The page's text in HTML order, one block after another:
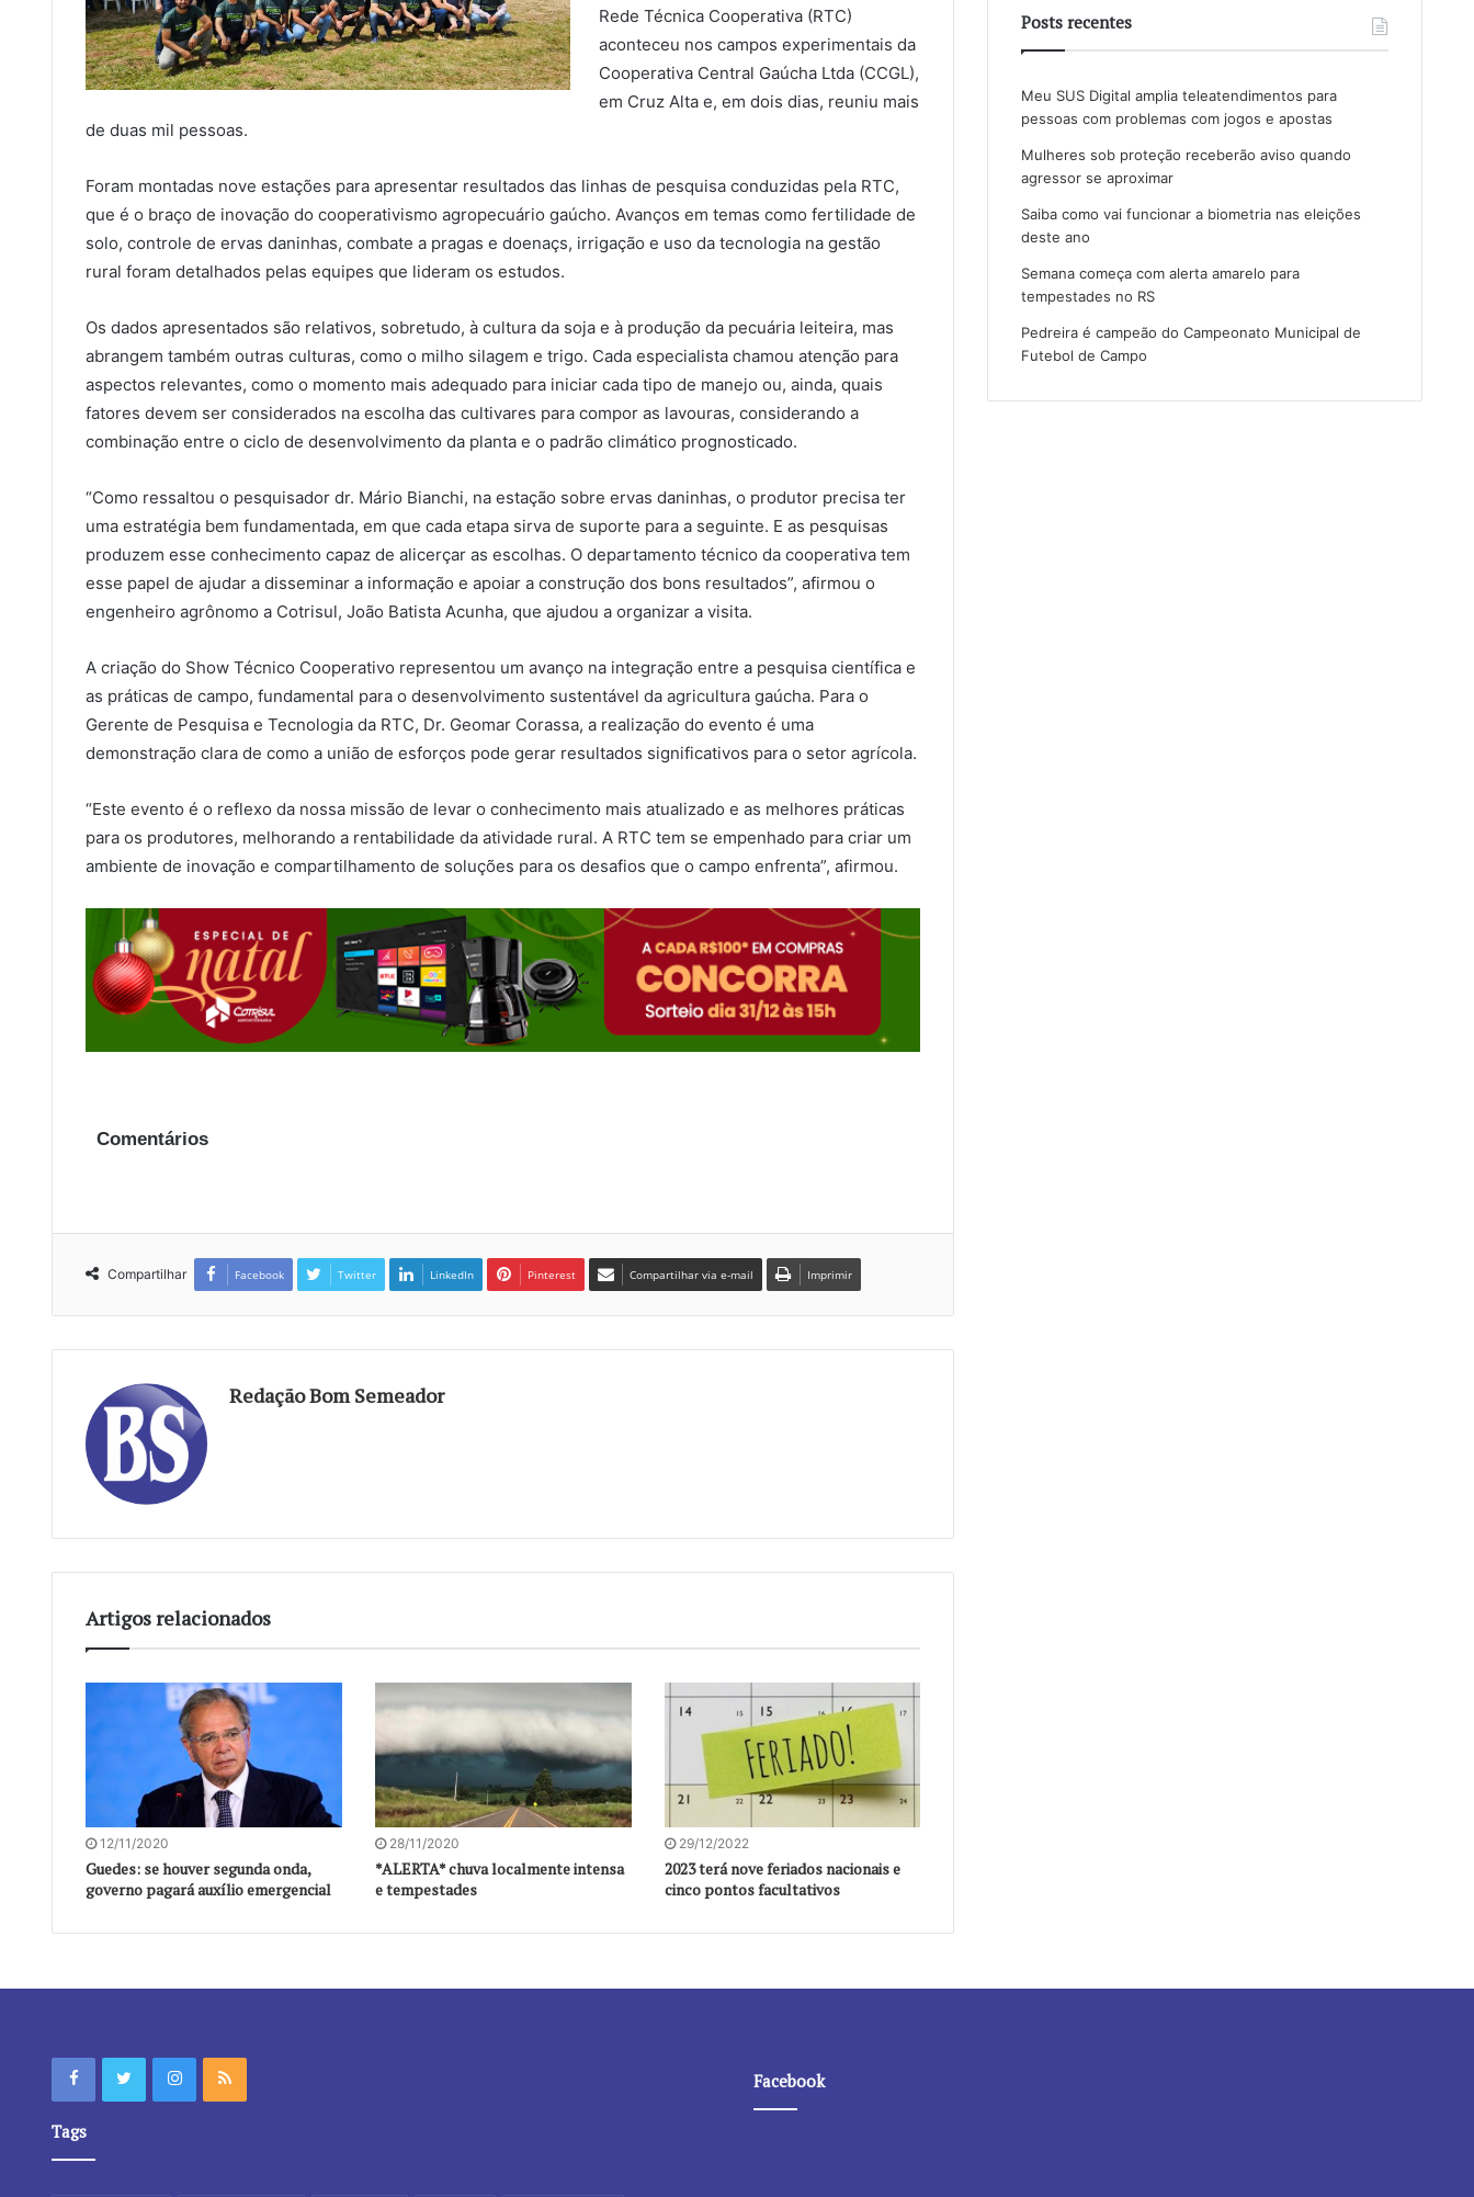
Rede Técnica Cooperativa (RTC)
aconteceu nos campos experimentais da
Cooperativa Central Gaúcha Ltda (CCGL),
em Cruz Alta e, em dois dias, reuniu mais
de duas mil pessoas.
Foram montadas nove estações para apresentar resultados das linhas de pesquisa conduzidas pela RTC,
que é o braço de inovação do cooperativismo agropecuário gaúcho. Avanços em temas como fertilidade de
solo, controle de ervas daninhas, combate a pragas e doenaçs, irrigação e uso da tecnologia na gestão
rural foram detalhados pelas equipes que lideram os estudos.
Os dados apresentados são relativos, sobretudo, à cultura da soja e à produção da pecuária leiteira, mas
abrangem também outras culturas, como o milho silagem e trigo. Cada especialista chamou atenção para
aspectos relevantes, como o momento mais adequado para iniciar cada tipo de manejo ou, ainda, quais
fatores devem ser considerados na escolha das cultivares para compor as lavouras, considerando a
combinação entre o ciclo de desenvolvimento da planta e o padrão climático prognosticado.
“Como ressaltou o pesquisador dr. Mário Bianchi, na estação sobre ervas daninhas, o produtor precisa ter
uma estratégia bem fundamentada, em que cada etapa sirva de suporte para a seguinte. E as pesquisas
produzem esse conhecimento capaz de alicerçar as escolhas. O departamento técnico da cooperativa tem
esse papel de ajudar a disseminar a informação e apoiar a construção dos bons resultados”, afirmou o
engenheiro agrônomo a Cotrisul, João Batista Acunha, que ajudou a organizar a visita.
A criação do Show Técnico Cooperativo representou um avanço na integração entre a pesquisa científica e
as práticas de campo, fundamental para o desenvolvimento sustentável da agricultura gaúcha. Para o
Gerente de Pesquisa e Tecnologia da RTC, Dr. Geomar Corassa, a realização do evento é uma
demonstração clara de como a união de esforços pode gerar resultados significativos para o setor agrícola.
“Este evento é o reflexo da nossa missão de levar o conhecimento mais atualizado e as melhores práticas
para os produtores, melhorando a rentabilidade da atividade rural. A RTC tem se empenhado para criar um
ambiente de inovação e compartilhamento de soluções para os desafios que o campo enfrenta”, afirmou.
Comentários
Compartilhar Facebook Twitter LinkedIn Pinterest Compartilhar via e-mail Imprimir
Redação Bom Semeador
Artigos relacionados
12/11/2020
Guedes: se houver segunda onda,
governo pagará auxílio emergencial
28/11/2020
*ALERTA* chuva localmente intensa
e tempestades
29/12/2022
2023 terá nove feriados nacionais e
cinco pontos facultativos
Posts recentes
Meu SUS Digital amplia teleatendimentos para
pessoas com problemas com jogos e apostas
Mulheres sob proteção receberão aviso quando
agressor se aproximar
Saiba como vai funcionar a biometria nas eleições
deste ano
Semana começa com alerta amarelo para
tempestades no RS
Pedreira é campeão do Campeonato Municipal de
Futebol de Campo
Tags
Facebook